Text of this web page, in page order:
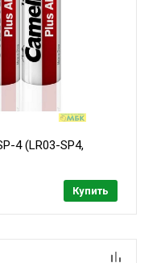
4 (LR03-SP4,
Купить